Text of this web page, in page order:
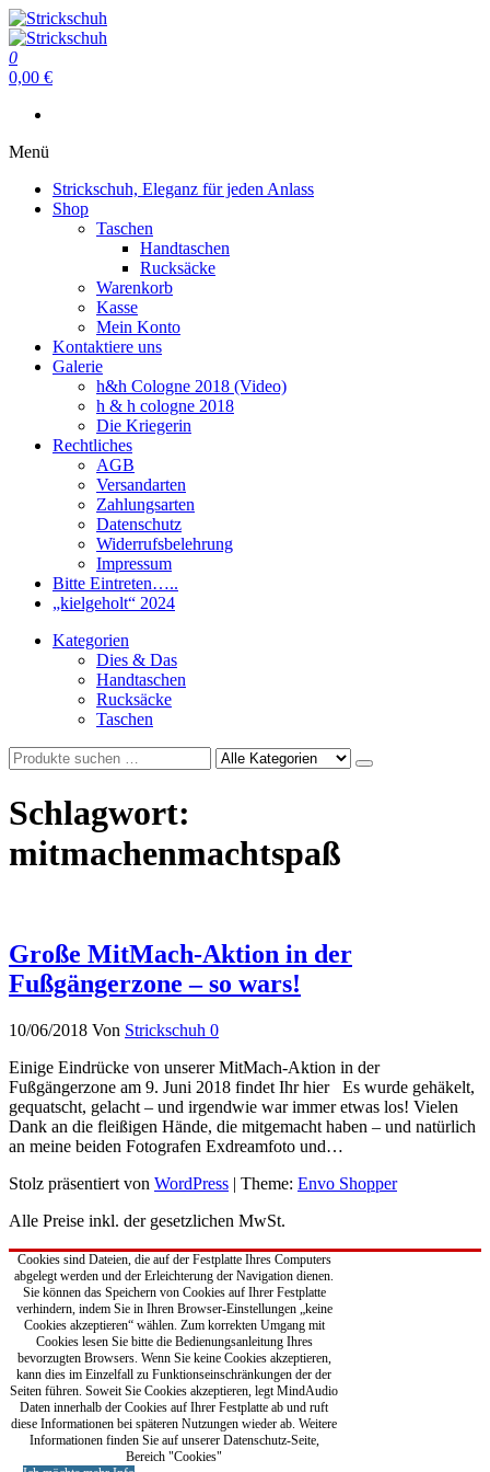
Zum
Inhalt
springen
Strickschuh
Strickschuh
0
0,00 €
Menü
Strickschuh, Eleganz für jeden Anlass
Shop
Taschen
Handtaschen
Rucksäcke
Warenkorb
Kasse
Mein Konto
Kontaktiere uns
Galerie
h&h Cologne 2018 (Video)
h & h cologne 2018
Die Kriegerin
Rechtliches
AGB
Versandarten
Zahlungsarten
Datenschutz
Widerrufsbelehrung
Impressum
Bitte Eintreten…..
„kielgeholt“ 2024
Kategorien
Dies & Das
Handtaschen
Rucksäcke
Taschen
Schlagwort:
mitmachenmachtspaß
Große MitMach-Aktion in der
Fußgängerzone – so wars!
10/06/2018 Von Strickschuh 0
Einige Eindrücke von unserer MitMach-Aktion in der
Fußgängerzone am 9. Juni 2018 findet Ihr hier Es wurde gehäkelt,
gequatscht, gelacht – und irgendwie war immer etwas los! Vielen
Dank an die fleißigen Hände, die mitgemacht haben – und natürlich
an meine beiden Fotografen Exdreamfoto​ und…
Stolz präsentiert von WordPress | Theme: Envo Shopper
Alle Preise inkl. der gesetzlichen MwSt.
Cookies sind Dateien, die auf der Festplatte Ihres Computers
abgelegt werden und der Erleichterung der Navigation dienen.
Sie können das Speichern von Cookies auf Ihrer Festplatte
verhindern, indem Sie in Ihren Browser-Einstellungen „keine
Cookies akzeptieren“ wählen. Zum korrekten Umgang mit
Cookies lesen Sie bitte die Bedienungsanleitung Ihres
bevorzugten Browsers. Wenn Sie keine Cookies akzeptieren,
kann dies im Einzelfall zu Funktionseinschränkungen der der
Seiten führen. Soweit Sie Cookies akzeptieren, legt MindAudio
Daten innerhalb der Cookies auf Ihrer Festplatte ab und ruft
diese Informationen bei späteren Nutzungen wieder ab. Weitere
Informationen finden Sie auf unserer Datenschutz-Seite,
Bereich "Cookies"